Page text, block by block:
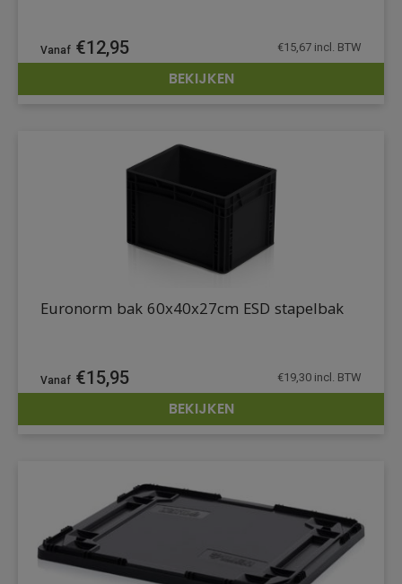
DETAILS
€12,95 €15,67 incl. BTW
BEKIJKEN
DETAILS
Euronorm bak 60x40x27cm ESD stapelbak
€15,95 €19,30 incl. BTW
BEKIJKEN